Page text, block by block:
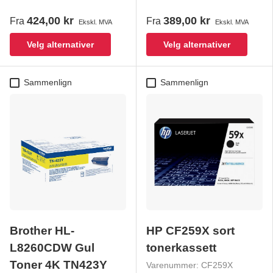
Fra 424,00 kr Ekskl. MVA
Velg alternativer
Fra 389,00 kr Ekskl. MVA
Velg alternativer
Sammenlign
Brother HL-
L8260CDW Gul
Toner 4K TN423Y
Sammenlign
HP CF259X sort
tonerkassett
Varenummer: CF259X